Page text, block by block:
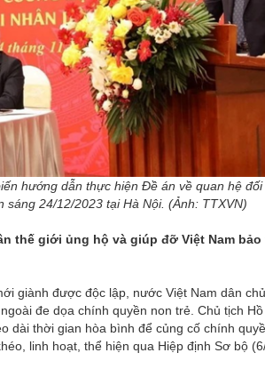
hướng dẫn thực hiện Đề án về quan hệ
sáng 24/12/2023 tại Hà Nội. (Ảnh: TTXVN)
thế giới ủng hộ và giúp đỡ Việt Nam
giành được độc lập, nước Việt Nam dân
đe dọa chính quyền non trẻ. Chủ tịch
dài thời gian hòa bình để củng cố chính
linh hoạt, thể hiện qua Hiệp định Sơ bộ